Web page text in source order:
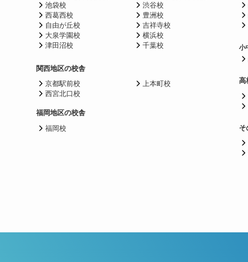
池袋校
西葛西校
自由が丘校
大泉学園校
津田沼校
渋谷校
豊洲校
吉祥寺校
横浜校
千葉校
関西地区の校舎
京都駅前校
西宮北口校
上本町校
福岡地区の校舎
福岡校
小
高
そ